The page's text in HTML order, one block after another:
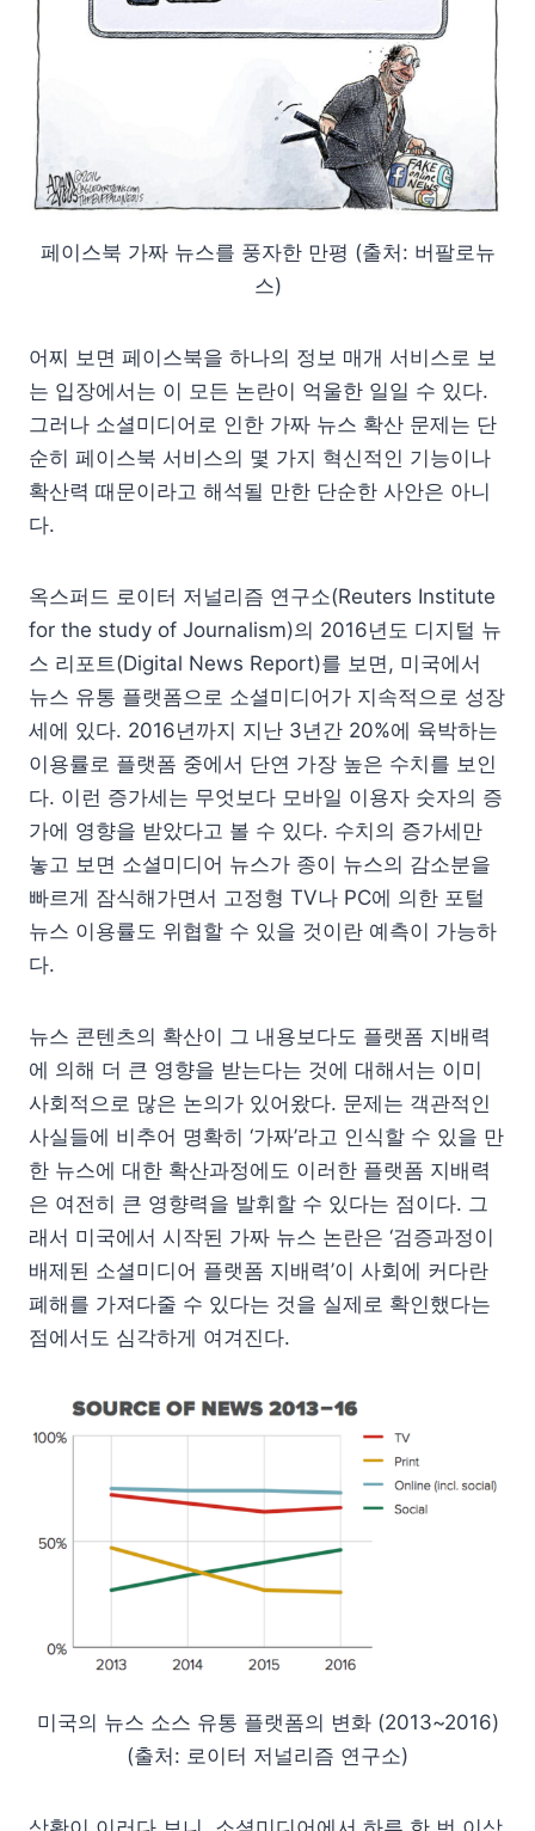
페이스북 가짜 뉴스를 풍자한 만평 (출처: 버팔로뉴
스)
어찌 보면 페이스북을 하나의 정보 매개 서비스로 보
는 입장에서는 이 모든 논란이 억울한 일일 수 있다.
그러나 소셜미디어로 인한 가짜 뉴스 확산 문제는 단
순히 페이스북 서비스의 몇 가지 혁신적인 기능이나
확산력 때문이라고 해석될 만한 단순한 사안은 아니
다.
옥스퍼드 로이터 저널리즘 연구소(Reuters Institute
for the study of Journalism)의 2016년도 디지털 뉴
스 리포트(Digital News Report)를 보면, 미국에서
뉴스 유통 플랫폼으로 소셜미디어가 지속적으로 성장
세에 있다. 2016년까지 지난 3년간 20%에 육박하는
이용률로 플랫폼 중에서 단연 가장 높은 수치를 보인
다. 이런 증가세는 무엇보다 모바일 이용자 숫자의 증
가에 영향을 받았다고 볼 수 있다. 수치의 증가세만
놓고 보면 소셜미디어 뉴스가 종이 뉴스의 감소분을
빠르게 잠식해가면서 고정형 TV나 PC에 의한 포털
뉴스 이용률도 위협할 수 있을 것이란 예측이 가능하
다.
뉴스 콘텐츠의 확산이 그 내용보다도 플랫폼 지배력
에 의해 더 큰 영향을 받는다는 것에 대해서는 이미
사회적으로 많은 논의가 있어왔다. 문제는 객관적인
사실들에 비추어 명확히 ‘가짜’라고 인식할 수 있을 만
한 뉴스에 대한 확산과정에도 이러한 플랫폼 지배력
은 여전히 큰 영향력을 발휘할 수 있다는 점이다. 그
래서 미국에서 시작된 가짜 뉴스 논란은 ‘검증과정이
배제된 소셜미디어 플랫폼 지배력’이 사회에 커다란
폐해를 가져다줄 수 있다는 것을 실제로 확인했다는
점에서도 심각하게 여겨진다.
미국의 뉴스 소스 유통 플랫폼의 변화 (2013~2016)
(출처: 로이터 저널리즘 연구소)